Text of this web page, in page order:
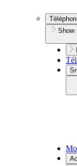
Show